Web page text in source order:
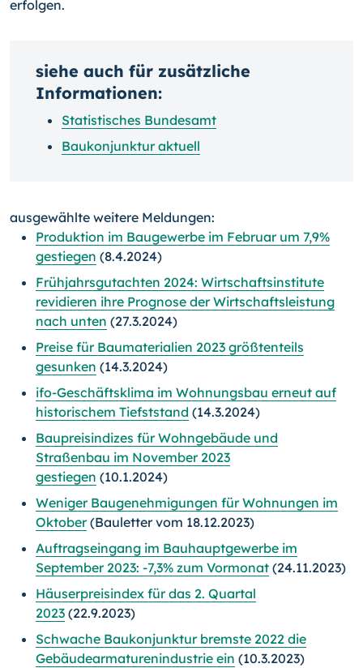
erfolgen.
siehe auch für zusätzliche
Informationen:
Statistisches Bundesamt
Baukonjunktur aktuell
ausgewählte weitere Meldungen:
Produktion im Baugewerbe im Februar um 7,9%
gestiegen (8.4.2024)
Frühjahrsgutachten 2024: Wirtschaftsinstitute
revidieren ihre Prognose der Wirtschaftsleistung
nach unten (27.3.2024)
Preise für Baumaterialien 2023 größtenteils
gesunken (14.3.2024)
ifo-Geschäftsklima im Wohnungsbau erneut auf
historischem Tiefststand (14.3.2024)
Baupreisindizes für Wohngebäude und
Straßenbau im November 2023
gestiegen (10.1.2024)
Weniger Baugenehmigungen für Wohnungen im
Oktober(Bauletter vom 18.12.2023)
Auftragseingang im Bauhauptgewerbe im
September 2023: -7,3% zum Vormonat (24.11.2023)
Häuserpreisindex für das 2. Quartal
2023 (22.9.2023)
Schwache Baukonjunktur bremste 2022 die
Gebäudearmaturenindustrie ein (10.3.2023)